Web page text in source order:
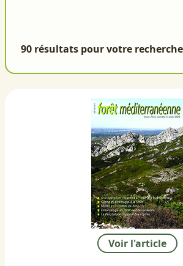
90 résultats pour votre recherche
Voir l'article